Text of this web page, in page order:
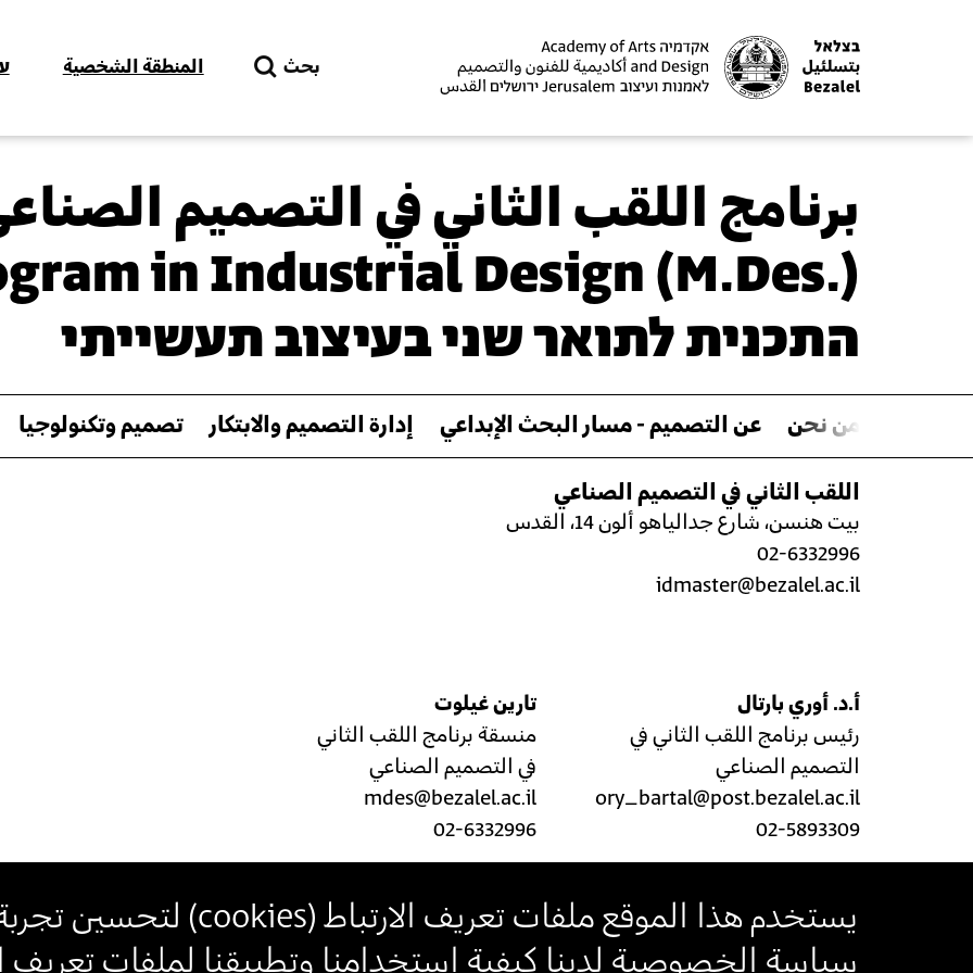
يستخدم هذا الموقع ملفات تعريف الارتباط (cookies) لتحسين
سياسة الخصوصية لدينا كيفية استخدامنا وتطبيقنا لملفات تعريف
بحث المنطقة الشخصية
برنامج اللقب الثاني في التصميم
in Industrial Design (M.Des.)
התכנית לתואר שני בעיצוב תעשייתי
من نحن عن التصميم - مسار البحث الإبداعي إدارة التصميم والابتكار تصميم وتكنولوجيا
اللقب الثاني في التصميم الصناعي
بيت هنسن، شارع جدالياهو ألون 14، القدس
02-6332996
idmaster@bezalel.ac.il
أ.د. أوري بارتال
رئيس برنامج اللقب الثاني في
التصميم الصناعي
ory_bartal@post.bezalel.ac.il
02-5893309
تارين غيلوت
منسقة برنامج اللقب الثاني
في التصميم الصناعي
mdes@bezalel.ac.il
02-6332996